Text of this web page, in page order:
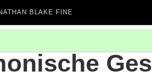
BLAKE FINE